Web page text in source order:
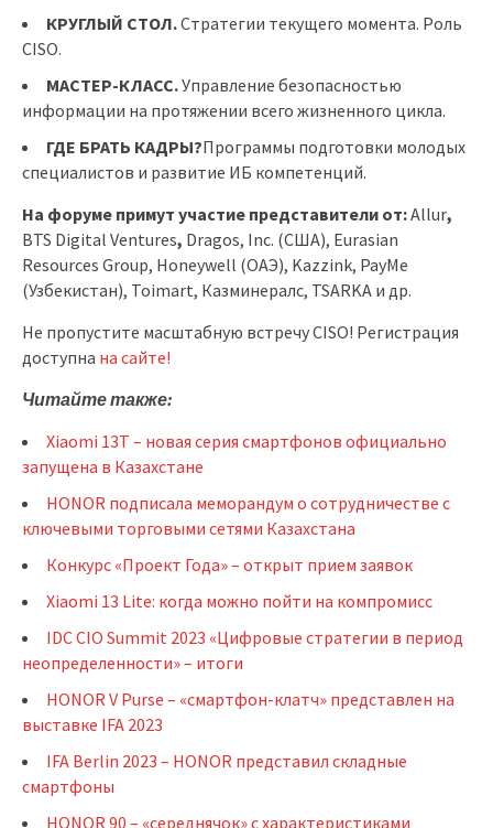
КРУГЛЫЙ СТОЛ.Стратегии текущего момента. Роль
CISO.
МАСТЕР-КЛАСС.Управление безопасностью
информации на протяжении всего жизненного цикла.
ГДЕ БРАТЬ КАДРЫ?Программы подготовки молодых
специалистов и развитие ИБ компетенций.
На форуме примут участие представители от:Allur,
BTS Digital Ventures, Dragos, Inc. (США), Eurasian
Resources Group, Honeywell (ОАЭ), Kazzink, PayMe
(Узбекистан), Toimart, Казминералс, TSARKA и др.
Не пропустите масштабную встречу CISO! Регистрация
доступна на сайте!
Читайте также:
Xiaomi 13T – новая серия смартфонов официально
запущена в Казахстане
HONOR подписала меморандум о сотрудничестве с
ключевыми торговыми сетями Казахстана
Конкурс «Проект Года» – открыт прием заявок
Xiaomi 13 Lite: когда можно пойти на компромисс
IDC CIO Summit 2023 «Цифровые стратегии в период
неопределенности» – итоги
HONOR V Purse – «смартфон-клатч» представлен на
выставке IFA 2023
IFA Berlin 2023 – HONOR представил складные
смартфоны
HONOR 90 – «середнячок» с характеристиками